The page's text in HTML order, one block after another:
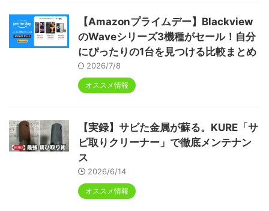
【Amazonプライムデー】Blackview
のWaveシリーズ3機種がセール！自分
にぴったりの1台を見つける比較まとめ
2026/7/8
オススメ情報
【実録】サビた金属が蘇る。KURE「サ
ビ取りクリーナー」で徹底メンテナン
ス
2026/6/14
オススメ情報